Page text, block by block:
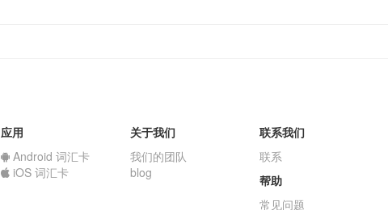
应用
Android 词汇卡
iOS 词汇卡
关于我们
我们的团队
blog
联系我们
联系
帮助
常见问题